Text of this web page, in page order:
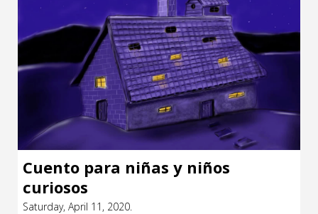
Cuento para niñas y niños
curiosos
Saturday, April 11, 2020.